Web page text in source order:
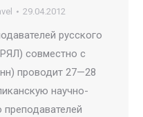
29.04.2012
русского
совместно с
проводит 27—28
научно-